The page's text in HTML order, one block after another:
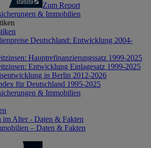
Zum Report
& Immobilien
Deutschland: Entwicklung 2004-
Hauptrefinanzierungssatz 1999-2025
Entwicklung Einlagesatz 1999-2025
in Berlin 2012-2026
für Deutschland 1995-2025
& Immobilien
im Alter - Daten & Fakten
– Daten & Fakten